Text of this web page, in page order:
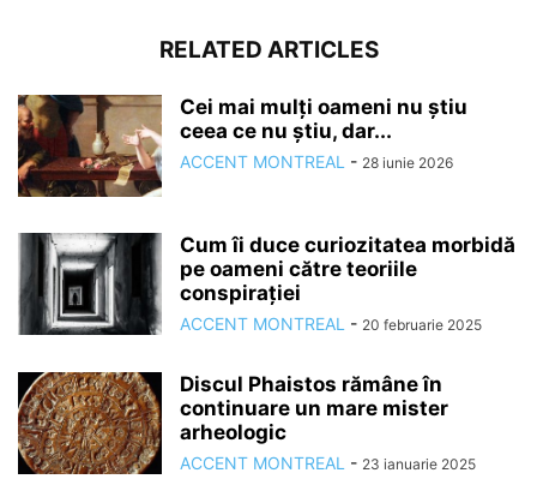
RELATED ARTICLES
Cei mai mulți oameni nu știu
ceea ce nu știu, dar...
ACCENT MONTREAL - 28 iunie 2026
Cum îi duce curiozitatea morbidă
pe oameni către teoriile
conspirației
ACCENT MONTREAL - 20 februarie 2025
Discul Phaistos rămâne în
continuare un mare mister
arheologic
ACCENT MONTREAL - 23 ianuarie 2025